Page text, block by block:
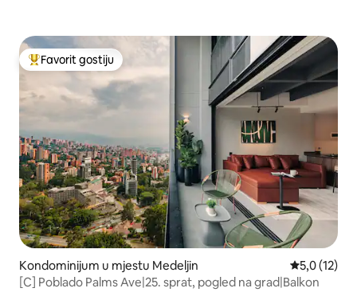
Glavni favorit gostiju
Favorit gostiju
Kondominijum u mjestu Medeljin prosječna
5,0 (12)
[C] Poblado Palms Ave|25. sprat, pogled na grad|Balkon